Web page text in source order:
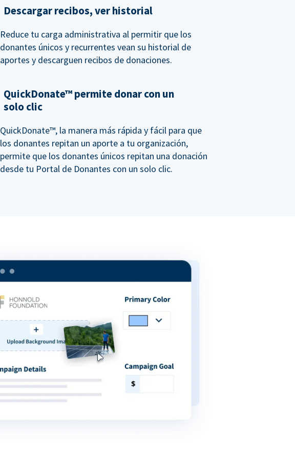
Descargar recibos, ver historial
Reduce tu carga administrativa al permitir que los
donantes únicos y recurrentes vean su historial de
aportes y descarguen recibos de donaciones.
QuickDonate™ permite donar con un
solo clic
QuickDonate™, la manera más rápida y fácil para que
los donantes repitan un aporte a tu organización,
permite que los donantes únicos repitan una donación
desde tu Portal de Donantes con un solo clic.